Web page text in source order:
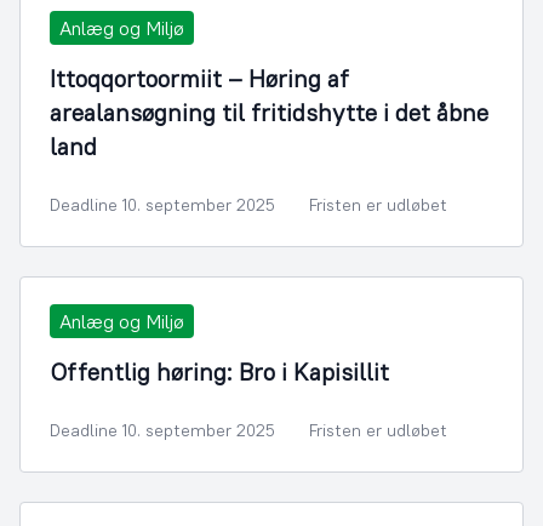
Anlæg og Miljø
Ittoqqortoormiit – Høring af
arealansøgning til fritidshytte i det åbne
land
Deadline 10. september 2025 Fristen er udløbet
Anlæg og Miljø
Offentlig høring: Bro i Kapisillit
Deadline 10. september 2025 Fristen er udløbet